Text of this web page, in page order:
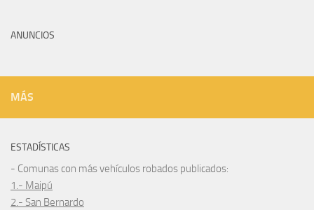
ANUNCIOS
MÁS
ESTADÍSTICAS
- Comunas con más vehículos robados publicados:
1.- Maipú
2.- San Bernardo